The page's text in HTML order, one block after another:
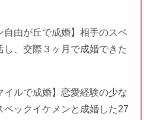
自由が丘で成婚】相手のスペ
し、交際３ヶ月で成婚できた
イルで成婚】恋愛経験の少な
ペックイケメンと成婚した27